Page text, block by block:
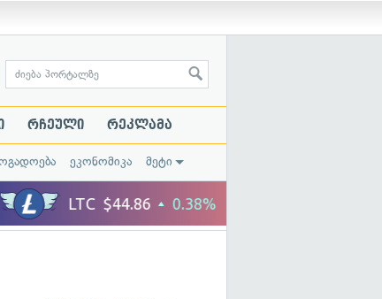
რჩეული რეკლამა
ეკონომიკა მეტი